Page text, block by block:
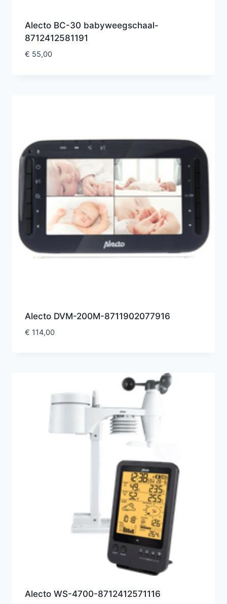
Alecto BC-30 babyweegschaal-
8712412581191
€ 55,00
Alecto DVM-200M-8711902077916
€ 114,00
Alecto WS-4700-8712412571116